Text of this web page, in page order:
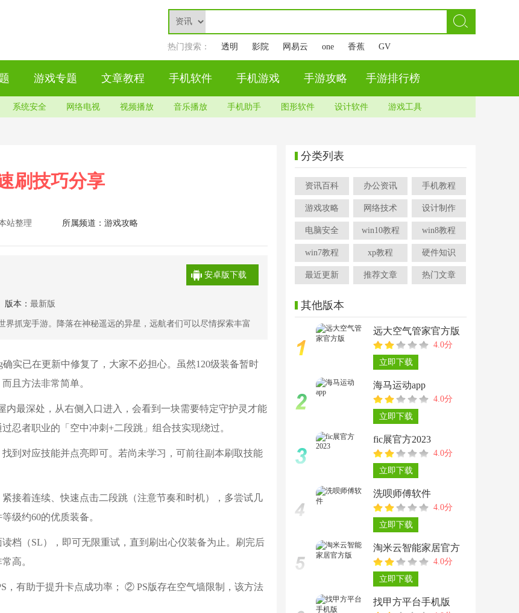
热门搜索： 透明 影院 网易云 one 香蕉 GV
游戏专题 文章教程 手机软件 手机游戏 手游攻略 手游排行榜
系统安全 网络电视 视频播放 音乐播放 手机助手 图形软件 设计软件 游戏工具
刷技巧分享
站整理 所属频道： 游戏攻略
安卓版下载
版本： 最新版
界抓宠手游。降落在神秘遥远的异星，远航者们可以尽情探索丰富
实已在更新中修复了，大家不必担心。虽然120级装备暂时
且方法非常简单。
内最深处，从右侧入口进入，会看到一块需要特定守护灵才能
者职业的「空中冲刺+二段跳」组合技实现绕过。
到对应技能并点亮即可。若尚未学习，可前往副本刷取技能
接着连续、快速点击二段跳（注意节奏和时机），多尝试几
级约60的优质装备。
档（SL），即可无限重试，直到刷出心仪装备为止。刷完后
高。
，有助于提升卡点成功率； ② PS版存在空气墙限制，该方法
分类列表
资讯百科 办公资讯 手机教程
游戏攻略 网络技术 设计制作
电脑安全 win10教程 win8教程
win7教程 xp教程 硬件知识
最近更新 推荐文章 热门文章
其他版本
远大空气管家官方版
4.0分
立即下载
海马运动app
4.0分
立即下载
fic展官方2023
4.0分
立即下载
洗呗师傅软件
4.0分
立即下载
淘米云智能家居官方
版
4.0分
立即下载
找甲方平台手机版